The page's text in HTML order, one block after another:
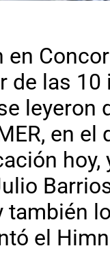
de las
en
también
el